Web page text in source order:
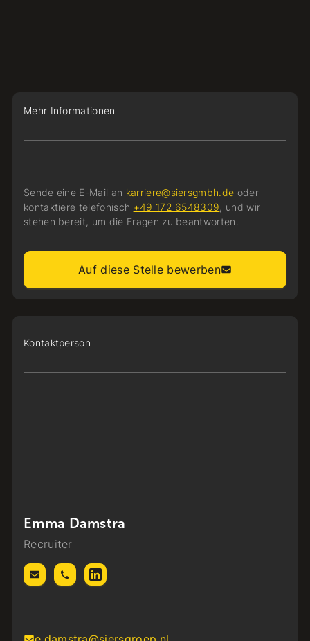
Mehr Informationen
Sende eine E-Mail an karriere@siersgmbh.de oder
kontaktiere telefonisch +49 172 6548309, und wir
stehen bereit, um die Fragen zu beantworten.
Auf diese Stelle bewerben
Kontaktperson
Emma Damstra
Recruiter